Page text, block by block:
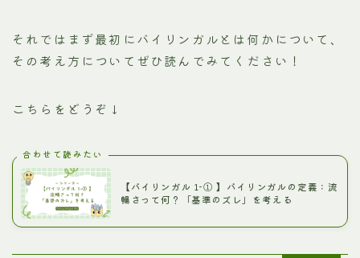
それではまず最初にバイリンガルとは何かについて、
その考え方についてぜひ読んでみてください！
こちらをどうぞ↓
合わせて読みたい
【バイリンガル 1-① 】バイリンガルの定義：流
暢さって何？「基準のズレ」を考える